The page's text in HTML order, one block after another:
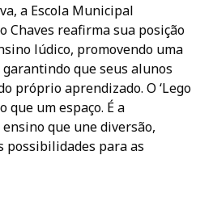
a Escola Municipal
Chaves reafirma sua posição
lúdico, promovendo uma
que seus alunos
próprio aprendizado. O ‘Lego
que um espaço. É a
que une diversão,
possibilidades para as